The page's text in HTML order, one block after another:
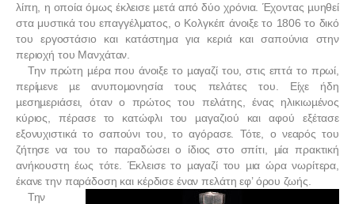
λίπη, η οποία όμως έκλεισε µετά από δύο χρόνια. Έχοντας µυηθεί
στα μυστικά του επαγγέλματος, ο Κολγκέιτ άνοιξε το 1806 το δικό
του εργοστάσιο και κατάστημα για κεριά και σαπούνια στην
περιοχή του Μανχάταν.
Την πρώτη µέρα που άνοιξε το µαγαζί του, στις επτά το πρωί,
περίµενε µε ανυποµονησία τους πελάτες του. Είχε ήδη
µεσηµεριάσει, όταν ο πρώτος του πελάτης, ένας ηλικιωµένος
κύριος, πέρασε το κατώφλι του µαγαζιού και αφού εξέτασε
εξονυχιστικά το σαπούνι του, το αγόρασε. Τότε, ο νεαρός του
ζήτησε να του το παραδώσει ο ίδιος στο σπίτι, µία πρακτική
ανήκουστη έως τότε. Έκλεισε το µαγαζί του µια ώρα νωρίτερα,
έκανε την παράδοση και κέρδισε έναν πελάτη εφ’ όρου ζωής.
Την